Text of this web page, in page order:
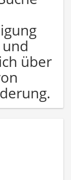
über